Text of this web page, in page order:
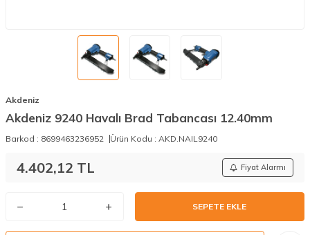
Akdeniz
Akdeniz 9240 Havalı Brad Tabancası 12.40mm
Barkod : 8699463236952 Ürün Kodu : AKD.NAIL9240
4.402,12 TL Fiyat Alarmı
SEPETE EKLE